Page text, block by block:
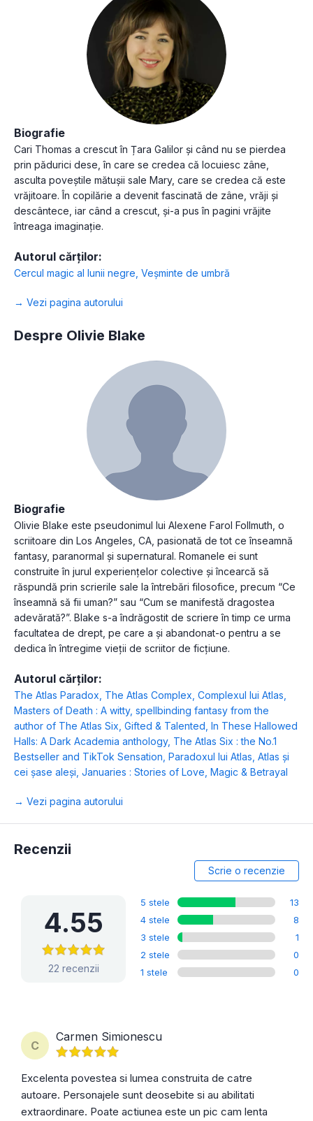
Biografie
Cari Thomas a crescut în Țara Galilor și când nu se pierdea
prin pădurici dese, în care se credea că locuiesc zâne,
asculta poveștile mătușii sale Mary, care se credea că este
vrăjitoare. În copilărie a devenit fascinată de zâne, vrăji și
descântece, iar când a crescut, și-a pus în pagini vrăjite
întreaga imaginație.
Autorul cărților:
Cercul magic al lunii negre Veșminte de umbră
→ Vezi pagina autorului
Despre Olivie Blake
Biografie
Olivie Blake este pseudonimul lui Alexene Farol Follmuth, o
scriitoare din Los Angeles, CA, pasionată de tot ce înseamnă
fantasy, paranormal și supernatural. Romanele ei sunt
construite în jurul experiențelor colective și încearcă să
răspundă prin scrierile sale la întrebări filosofice, precum “Ce
înseamnă să fii uman?” sau “Cum se manifestă dragostea
adevărată?”. Blake s-a îndrăgostit de scriere în timp ce urma
facultatea de drept, pe care a și abandonat-o pentru a se
dedica în întregime vieții de scriitor de ficțiune.
Autorul cărților:
The Atlas Paradox The Atlas Complex Complexul lui Atlas
Masters of Death : A witty, spellbinding fantasy from the
author of The Atlas Six Gifted & Talented In These Hallowed
Halls: A Dark Academia anthology, The Atlas Six : the No.1
Bestseller and TikTok Sensation Paradoxul lui Atlas Atlas și
cei șase aleși Januaries : Stories of Love, Magic & Betrayal
→ Vezi pagina autorului
Recenzii
Scrie o recenzie
4.55
22 recenzii
5 stele
13
4 stele
8
3 stele
1
2 stele
0
1 stele
0
C
Carmen Simionescu
Excelenta povestea si lumea construita de catre
autoare. Personajele sunt deosebite si au abilitati
extraordinare. Poate actiunea este un pic cam lenta